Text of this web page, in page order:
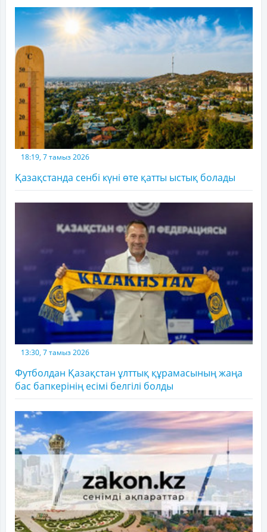
18:19, 7 тамыз 2026
Қазақстанда сенбі күні өте қатты ыстық болады
13:30, 7 тамыз 2026
Футболдан Қазақстан ұлттық құрамасының жаңа
бас бапкерінің есімі белгілі болды